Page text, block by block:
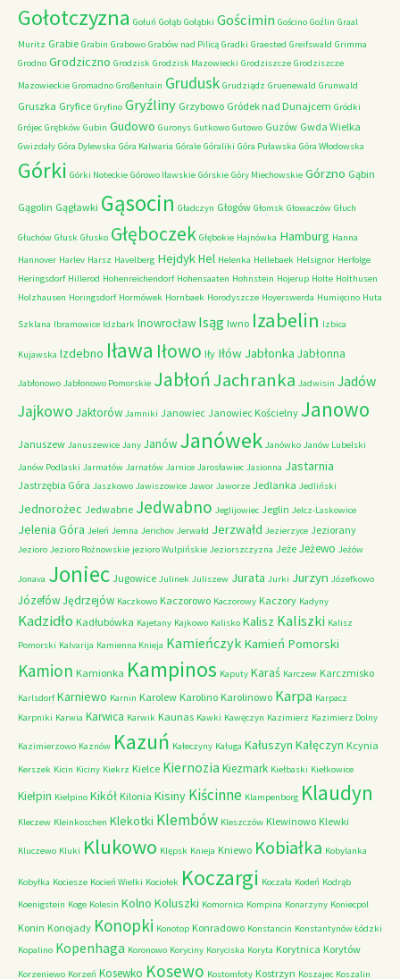
Gołotczyzna Gołuń Gołąb Gołąbki Gościmin Gościno Goźlin Graal
Muritz Grabie Grabin Grabowo Grabów nad Pilicą Gradki Graested Greifswald Grimma
Grodno Grodziczno Grodzisk Grodzisk Mazowiecki Grodziszcze Grodziszcze
Mazowieckie Gromadno Großenhain Grudusk Grudziądz Gruenewald Grunwald
Gruszka Gryfice Gryfino Gryźliny Grzybowo Gródek nad Dunajcem Gródki
Grójec Grębków Gubin Gudowo Guronys Gutkowo Gutowo Guzów Gwda Wielka
Gwizdały Góra Dylewska Góra Kalwaria Górale Góraliki Góra Puławska Góra Włodowska
Górki Górki Noteckie Górowo Iławskie Górskie Góry Miechowskie Górzno Gąbin
Gągolin Gągławki Gąsocin Gładczyn Głogów Głomsk Głowaczów Głuch
Głuchów Głusk Głusko Głęboczek Głębokie Hajnówka Hamburg Hanna
Hannover Harlev Harsz Havelberg HejdykHel Helenka Hellebaek Helsignor Herfolge
Heringsdorf Hillerod Hohenreichendorf Hohensaaten Hohnstein Hojerup Holte Holthusen
Holzhausen Horingsdorf Hormówek Hornbaek Horodyszcze Hoyerswerda Humięcino Huta
Szklana Ibramowice Idzbark Inowrocław Isąg Iwno Izabelin Izbica
Kujawska Izdebno Iława Iłowo Iły Iłów Jabłonka Jabłonna
Jabłonowo Jabłonowo Pomorskie JabłońJachranka Jadwisin Jadów
Jajkowo Jaktorów Jamniki Janowiec Janowiec Kościelny Janowo
Januszew Januszewice Jany Janów Janówek Janówko Janów Lubelski
Janów Podlaski Jarmatów Jarnatów Jarnice Jarosławiec Jasionna Jastarnia
Jastrzębia Góra Jaszkowo Jawiszowice Jawor Jaworze Jedlanka Jedliński
Jednorożec Jedwabne Jedwabno Jeglijowiec Jeglin Jelcz-Laskowice
Jelenia Góra Jeleń Jemna Jerichov Jerwałd Jerzwałd Jezierzyce Jeziorany
Jezioro Jezioro Rożnowskie jezioro Wulpińskie Jeziorszczyzna Jeże Jeżewo Jeżów
Jonava Joniec Jugowice Julinek Juliszew Jurata Jurki Jurzyn Józefkowo
JózefówJędrzejów Kaczkowo Kaczorowo Kaczorowy Kaczory Kadyny
Kadzidło Kadłubówka Kajetany Kajkowo Kalisko Kalisz Kaliszki Kalisz
Pomorski Kalvarija Kamienna Knieja Kamieńczyk Kamień Pomorski
Kamion Kamionka Kampinos Kaputy Karaś Karczew Karczmisko
Karlsdorf Karniewo Karnin Karolew Karolino Karolinowo Karpa Karpacz
Karpniki Karwia Karwica Karwik Kaunas Kawki Kawęczyn Kazimierz Kazimierz Dolny
Kazimierzowo Kaznów Kazuń Kałeczyny Kaługa Kałuszyn Kałęczyn Kcynia
Kerszek Kicin Kiciny Kiekrz Kielce Kiernozia Kiezmark Kiełbaski Kiełkowice
Kiełpin Kiełpino Kikół Kilonia Kisiny Kiścinne Klampenborg Klaudyn
Kleczew Kleinkoschen Klekotki Klembów Kleszczów Klewinowo Klewki
Kluczewo Kluki Klukowo Klępsk Knieja Kniewo Kobiałka Kobylanka
Kobyłka Kociesze Kocień Wielki Kociołek Koczargi Koczała Kodeń Kodrąb
Koenigstein Koge Kolesin Kolno Koluszki Komornica Kompina Konarzyny Koniecpol
Konin Konojady Konopki Konotop Konradowo Konstancin Konstantynów Łódzki
Kopalino Kopenhaga Koronowo Koryciny Koryciska Koryta Korytnica Korytów
Korzeniewo Korzeń Kosewko Kosewo Kostomłoty Kostrzyn Koszajec Koszalin